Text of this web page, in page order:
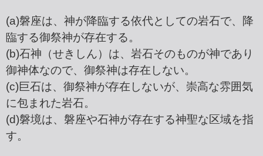
(a)磐座は、神が降臨する依代としての岩石で、降
臨する御祭神が存在する。
(b)石神（せきしん）は、岩石そのものが神であり
御神体なので、御祭神は存在しない。
(c)巨石は、御祭神が存在しないが、崇高な雰囲気
に包まれた岩石。
(d)磐境は、磐座や石神が存在する神聖な区域を指
す。